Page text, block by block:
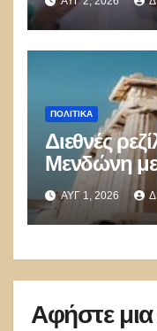
διαψεύδουν
ΠΟΛΙΤΙΚΑ
Διεθνές
Μενδώνη
κληρονομιά
ΑΥΓ 1, 2026
Αφήστε